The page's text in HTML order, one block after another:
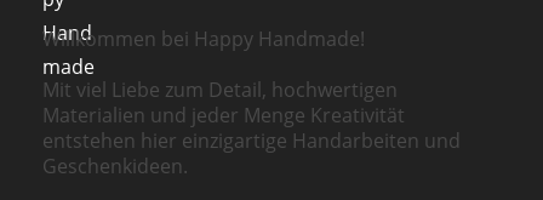
Willkommen bei Happy Handmade!
Mit viel Liebe zum Detail, hochwertigen
Materialien und jeder Menge Kreativität
entstehen hier einzigartige Handarbeiten und
Geschenkideen.